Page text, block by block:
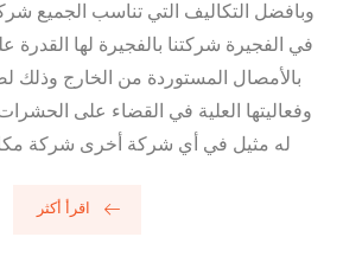
وبافضل التكاليف التي تناسب الجميع
في الفجيرة شركتنا بالفجيرة لها
بالأمصال المستوردة من الخارج وذلك
وفعاليتها العلية في القضاء على
له مثيل في أي شركة أخرى شركة
اقرأ أكثر